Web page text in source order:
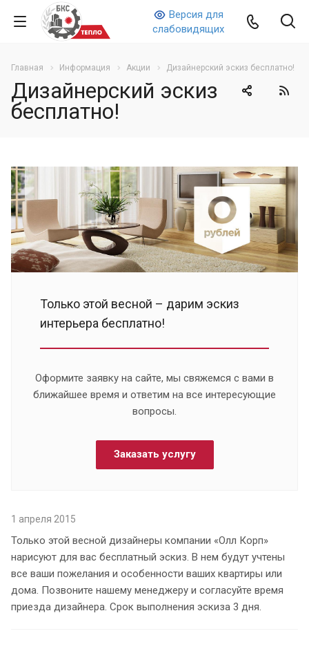
Версия для
слабовидящих
Главная Информация Акции Дизайнерский эскиз бесплатно!
Дизайнерский эскиз
бесплатно!
Только этой весной – дарим эскиз
интерьера бесплатно!
Оформите заявку на сайте, мы свяжемся с вами в
ближайшее время и ответим на все интересующие
вопросы.
Заказать услугу
1 апреля 2015
Только этой весной дизайнеры компании «Олл Корп»
нарисуют для вас бесплатный эскиз. В нем будут учтены
все ваши пожелания и особенности ваших квартиры или
дома. Позвоните нашему менеджеру и согласуйте время
приезда дизайнера. Срок выполнения эскиза 3 дня.